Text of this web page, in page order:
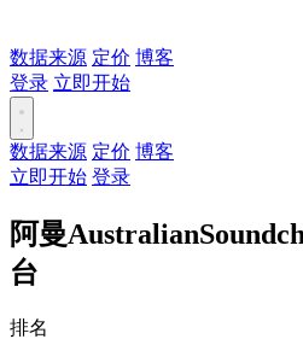
数据来源 定价 博客
登录 立即开始
数据来源 定价 博客
立即开始 登录
阿曼
台
排名